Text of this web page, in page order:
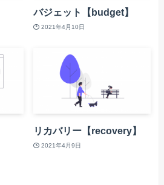
バジェット【budget】
2021年4月10日
リカバリー【recovery】
2021年4月9日